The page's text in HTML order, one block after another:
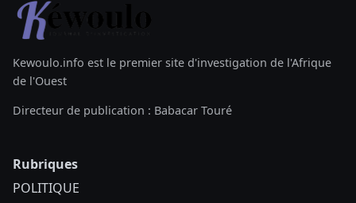
Kewoulo.info est le premier site d'investigation de l'Afrique
de l'Ouest
Directeur de publication : Babacar Touré
Rubriques
POLITIQUE